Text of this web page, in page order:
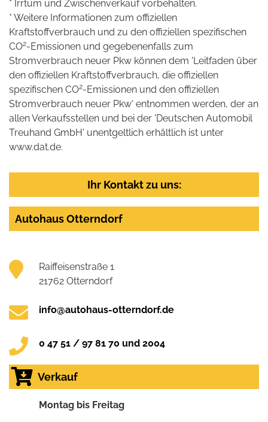
* Irrtum und Zwischenverkauf vorbehalten.
* Weitere Informationen zum offiziellen
Kraftstoffverbrauch und zu den offiziellen spezifischen
CO2-Emissionen und gegebenenfalls zum
Stromverbrauch neuer Pkw können dem 'Leitfaden über
den offiziellen Kraftstoffverbrauch, die offiziellen
spezifischen CO2-Emissionen und den offiziellen
Stromverbrauch neuer Pkw' entnommen werden, der an
allen Verkaufsstellen und bei der 'Deutschen Automobil
Treuhand GmbH' unentgeltlich erhältlich ist unter
www.dat.de.
Ihr Kontakt zu uns:
Autohaus Otterndorf
Raiffeisenstraße 1
21762 Otterndorf
info@autohaus-otterndorf.de
0 47 51 / 97 81 70 und 2004
Verkauf
Montag bis Freitag